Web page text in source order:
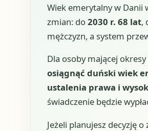
Wiek emerytalny w Danii
zmian: do2030 r. 68 lat,
mężczyzn, a system
Dla osoby mającej
osiągnąć duński wiek
ustalenia prawa i
świadczenie będzie
Jeżeli planujesz decyzję